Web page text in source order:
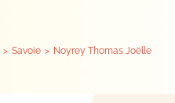
Savoie Noyrey Thomas Joëlle